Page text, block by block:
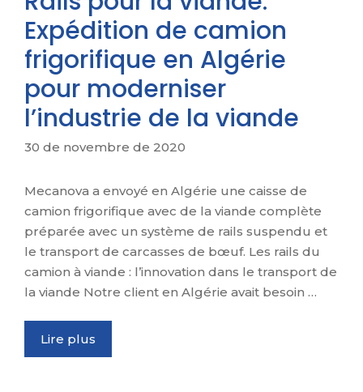
Expédition de camion
frigorifique en Algérie
pour moderniser
l’industrie de la viande
30 de novembre de 2020
Mecanova a envoyé en Algérie une caisse de
camion frigorifique avec de la viande complète
préparée avec un système de rails suspendu et
le transport de carcasses de bœuf. Les rails du
camion à viande : l’innovation dans le transport de
la viande Notre client en Algérie avait besoin …
Lire plus